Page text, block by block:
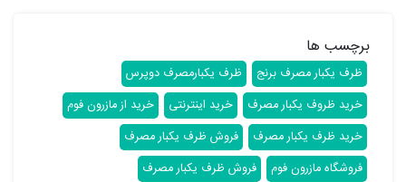
برچسب ها
ظرف یکبار مصرف برنج
ظرف یکبارمصرف دوپرس
خرید ظروف یکبار مصرف
خرید اینترنتی
خرید از مازرون فوم
خرید ظرف یکبار مصرف
فروش ظرف یکبار مصرف
فروشگاه مازرون فوم
فروش ظرف یکبار مصرف